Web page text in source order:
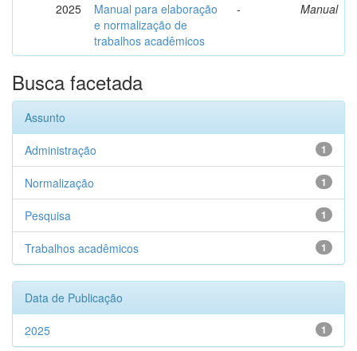
2025
Manual para elaboração
e normalização de
trabalhos acadêmicos
- Manual
Busca facetada
Assunto
1
Administração
1
Normalização
1
Pesquisa
1
Trabalhos acadêmicos
Data de Publicação
1
2025